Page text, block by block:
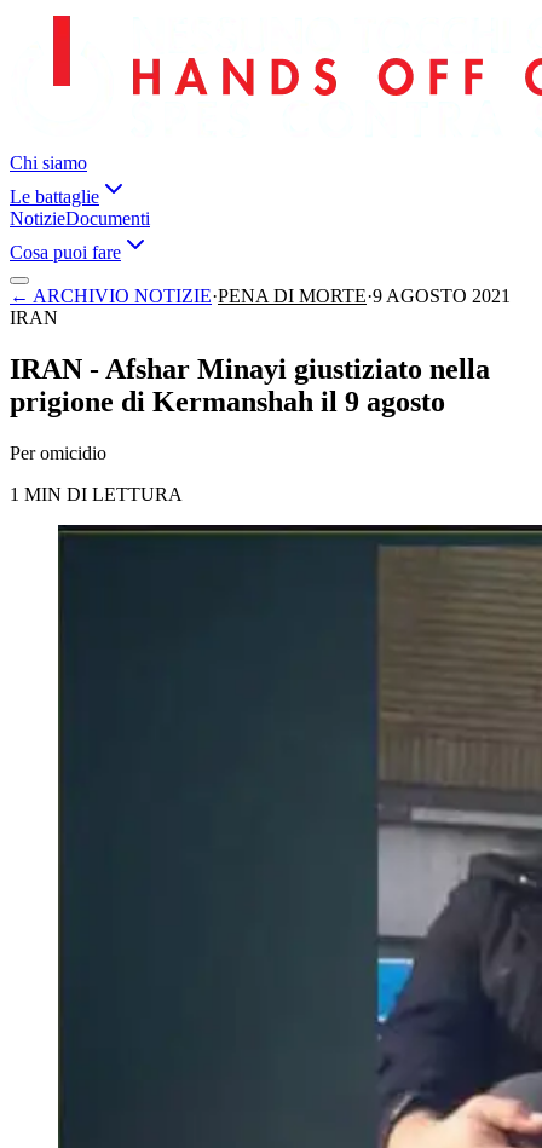
Chi siamo
Le battaglie
NotizieDocumenti
Cosa puoi fare
← ARCHIVIO NOTIZIE·PENA DI MORTE·9 AGOSTO 2021
IRAN
IRAN - Afshar Minayi giustiziato nella
prigione di Kermanshah il 9 agosto
Per omicidio
1 MIN DI LETTURA